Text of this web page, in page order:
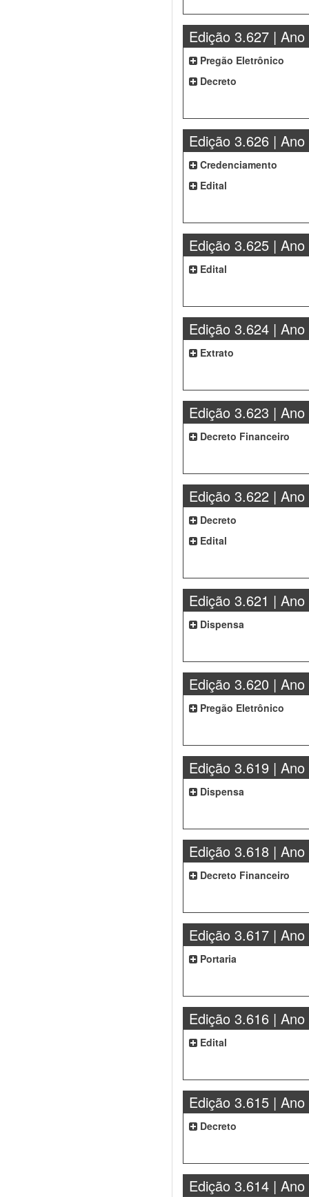
Edição 3.627 | Ano
Pregão Eletrônico
Decreto
Edição 3.626 | Ano
Credenciamento
Edital
Edição 3.625 | Ano
Edital
Edição 3.624 | Ano
Extrato
Edição 3.623 | Ano
Decreto Financeiro
Edição 3.622 | Ano
Decreto
Edital
Edição 3.621 | Ano
Dispensa
Edição 3.620 | Ano
Pregão Eletrônico
Edição 3.619 | Ano
Dispensa
Edição 3.618 | Ano
Decreto Financeiro
Edição 3.617 | Ano
Portaria
Edição 3.616 | Ano
Edital
Edição 3.615 | Ano
Decreto
Edição 3.614 | Ano